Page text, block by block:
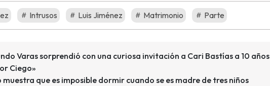
Intrusos Luis Jiménez Matrimonio Parte
Varas sorprendió con una curiosa invitación a Cari Bastías a 10 años
Ciego»
muestra que es imposible dormir cuando se es madre de tres niños